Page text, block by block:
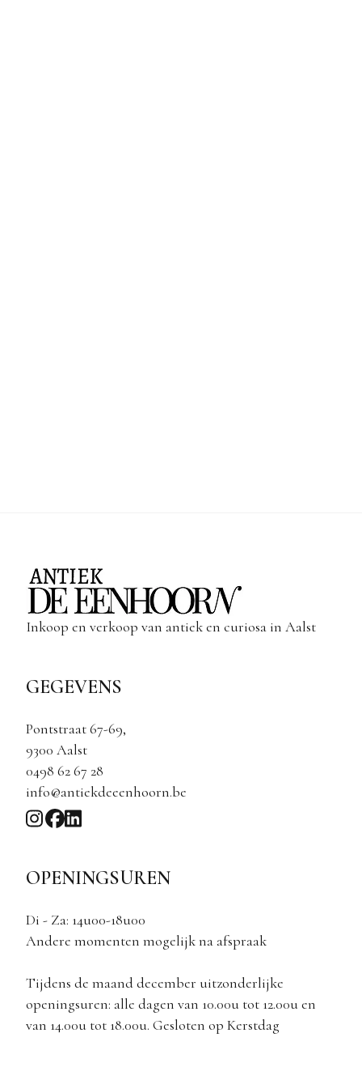
Inkoop en verkoop van antiek en curiosa in Aalst
GEGEVENS
Pontstraat 67-69,
9300 Aalst
0498 62 67 28
info@antiekdeeenhoorn.be
OPENINGSUREN
Di - Za: 14u00-18u00
Andere momenten mogelijk na afspraak
Tijdens de maand december uitzonderlijke
openingsuren: alle dagen van 10.00u tot 12.00u en
van 14.00u tot 18.00u. Gesloten op Kerstdag